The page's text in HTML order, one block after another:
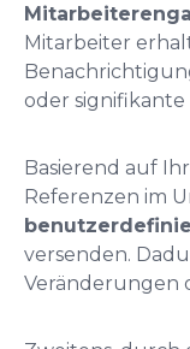
Mitarbeiter
oder
Basierend auf
Referenzen im
versenden.
Veränderungen